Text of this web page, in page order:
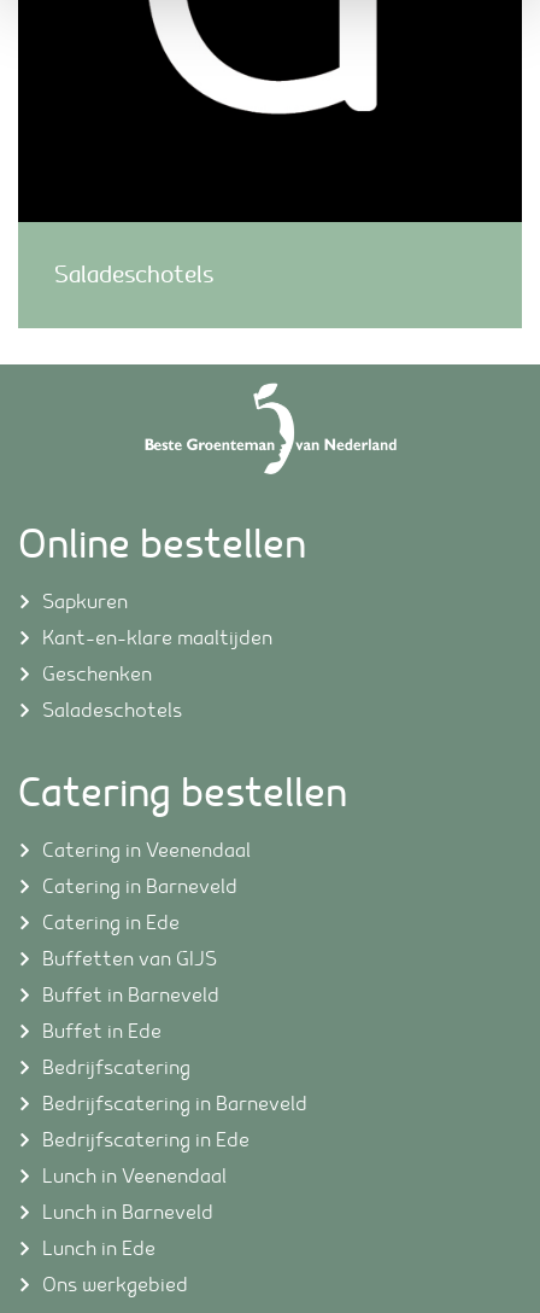
Saladeschotels
Online bestellen
Sapkuren
Kant-en-klare maaltijden
Geschenken
Saladeschotels
Catering bestellen
Catering in Veenendaal
Catering in Barneveld
Catering in Ede
Buffetten van GIJS
Buffet in Barneveld
Buffet in Ede
Bedrijfscatering
Bedrijfscatering in Barneveld
Bedrijfscatering in Ede
Lunch in Veenendaal
Lunch in Barneveld
Lunch in Ede
Ons werkgebied